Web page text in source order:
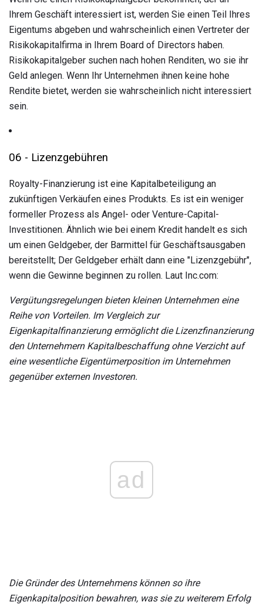
Ihrem Geschäft interessiert ist, werden Sie einen Teil Ihres
Eigentums abgeben und wahrscheinlich einen Vertreter der
Risikokapitalfirma in Ihrem Board of Directors haben.
Risikokapitalgeber suchen nach hohen Renditen, wo sie ihr
Geld anlegen. Wenn Ihr Unternehmen ihnen keine hohe
Rendite bietet, werden sie wahrscheinlich nicht interessiert
sein.
06 - Lizenzgebühren
Royalty-Finanzierung ist eine Kapitalbeteiligung an
zukünftigen Verkäufen eines Produkts. Es ist ein weniger
formeller Prozess als Angel- oder Venture-Capital-
Investitionen. Ähnlich wie bei einem Kredit handelt es sich
um einen Geldgeber, der Barmittel für Geschäftsausgaben
bereitstellt; Der Geldgeber erhält dann eine "Lizenzgebühr",
wenn die Gewinne beginnen zu rollen. Laut Inc.com:
Vergütungsregelungen bieten kleinen Unternehmen eine
Reihe von Vorteilen. Im Vergleich zur
Eigenkapitalfinanzierung ermöglicht die Lizenzfinanzierung
den Unternehmern Kapitalbeschaffung ohne Verzicht auf
eine wesentliche Eigentümerposition im Unternehmen
gegenüber externen Investoren.
ad
Die Gründer des Unternehmens können so ihre
Eigenkapitalposition bewahren, was sie zu weiterem Erfolg